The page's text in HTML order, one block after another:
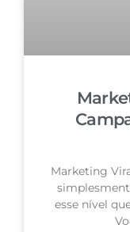
Marketing
esse nível